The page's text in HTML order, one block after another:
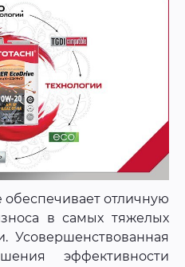
обеспечивает отличную
в самых тяжелых
Усовершенствованная
эффективности